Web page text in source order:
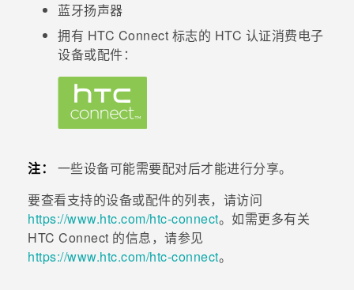
蓝牙扬声器
拥有 HTC Connect 标志的 HTC 认证消费电子
设备或配件：
注：
一些设备可能需要配对后才能进行分享。
要查看支持的设备或配件的列表，请访问
https://www.htc.com/htc-connect。如需更多有关
HTC Connect 的信息，请参见
https://www.htc.com/htc-connect。